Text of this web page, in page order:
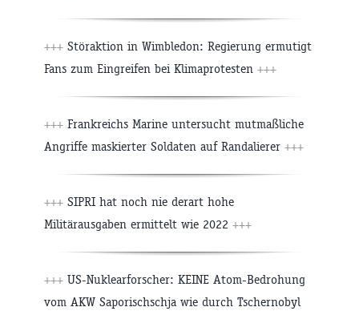
+++ Störaktion in Wimbledon: Regierung ermutigt
Fans zum Eingreifen bei Klimaprotesten +++
+++ Frankreichs Marine untersucht mutmaßliche
Angriffe maskierter Soldaten auf Randalierer +++
+++ SIPRI hat noch nie derart hohe
Militärausgaben ermittelt wie 2022 +++
+++ US-Nuklearforscher: KEINE Atom-Bedrohung
vom AKW Saporischschja wie durch Tschernobyl